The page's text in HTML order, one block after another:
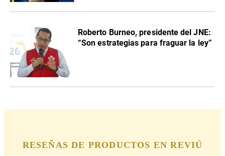
Roberto Burneo, presidente del JNE:
“Son estrategias para fraguar la ley”